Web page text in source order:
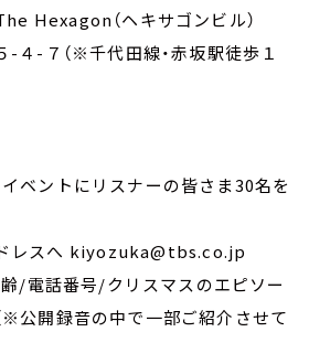
Hexagon（ヘキサゴンビル）
-７（※千代田線・赤坂駅徒歩１
ベントにリスナーの皆さま30名を
レスへ kiyozuka@tbs.co.jp
/電話番号/クリスマスのエピソー
※公開録音の中で一部ご紹介させて